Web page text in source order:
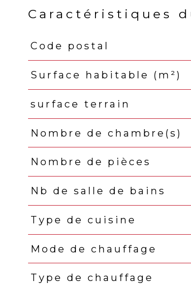
Caractéristiques
Caractéristiques
Code postal
Surface habitable (m²)
surface terrain
Nombre de chambre(s)
Nombre de pièces
Nb de salle de bains
Type de cuisine
Mode de chauffage
Type de chauffage